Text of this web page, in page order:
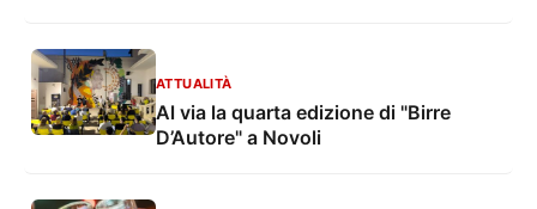
ATTUALITÀ
Al via la quarta edizione di "Birre
D’Autore" a Novoli